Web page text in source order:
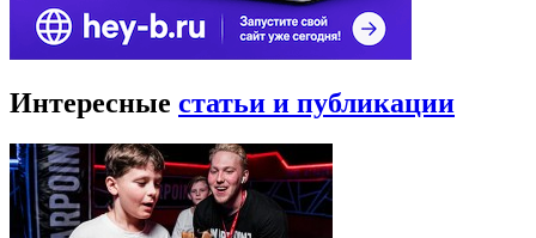
Интересные статьи и публикации